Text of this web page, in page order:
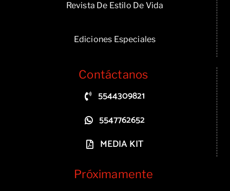
Revista De Estilo De Vida
Ediciones Especiales
Contáctanos
5544309821
5547762652
MEDIA KIT
Próximamente